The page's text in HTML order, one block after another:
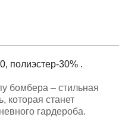
полиэстер-30% .
бомбера – стильная
которая станет
гардероба.